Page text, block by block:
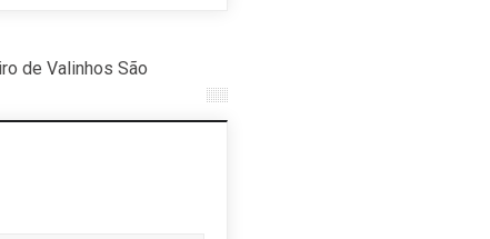
de Valinhos São